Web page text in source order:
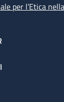
per l’Etica